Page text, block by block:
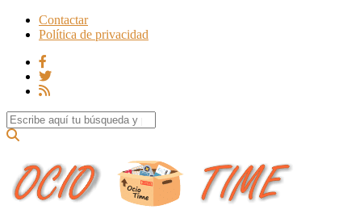
Contactar
Política de privacidad
Search for: